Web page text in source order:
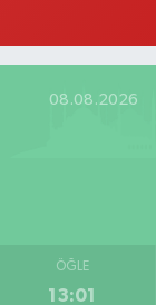
08.08.2026
ÖĞLE
13:01